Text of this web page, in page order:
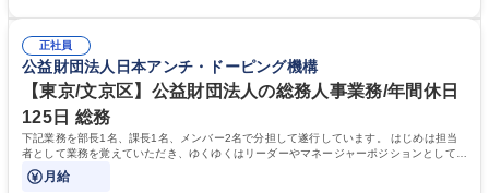
万～・残業10H◆食品原料・健康食品の商社
演算ができる方 ・業務ルールや指示を理解し、行動できる方 学歴・資格
学歴：大学院 大学 短大 語学力： 資格：
正社員
公益財団法人日本アンチ・ドーピング機構
【東京/文京区】公益財団法人の総務人事業務/年間休日
125日 総務
下記業務を部長1名、課長1名、メンバー2名で分担して遂行しています。 はじめは担当
者として業務を覚えていただき、ゆくゆくはリーダーやマネージャーポジションとして活
躍いただくことを期待しています。
月給